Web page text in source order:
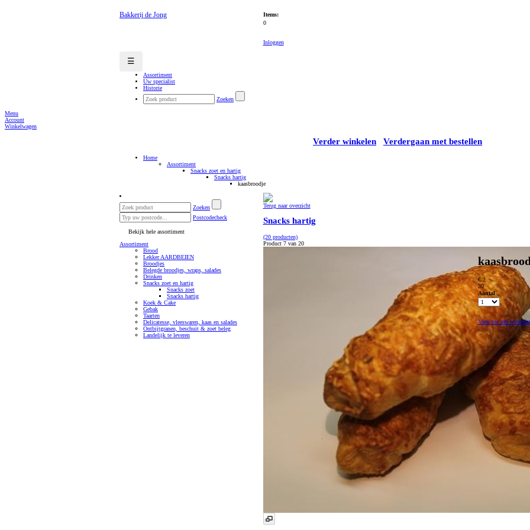
Bakkerij de Jong
Items:
0
Inloggen
☰
Assortiment
Uw specialist
Historie
Zoeken
Menu
Account
Winkelwagen
Verder winkelen Verdergaan met bestellen
Home
Assortiment
Snacks zoet en hartig
Snacks hartig
kaasbroodje
Zoeken
Postcodecheck
Bekijk hele assortiment
Assortiment
Brood
Lekker AARDBEIEN
Broodjes
Belegde broodjes, wraps, salades
Drinken
Snacks zoet en hartig
Snacks zoet
Snacks hartig
Koek & Cake
Gebak
Taarten
Delicatesse, vleeswaren, kaas en salades
Ontbijtgranen, beschuit & zoet beleg
Landelijk te leveren
Terug naar overzicht
Snacks hartig
(20 producten)
Product 7 van 20
€ 2
30
Aantal
Voeg toe aan